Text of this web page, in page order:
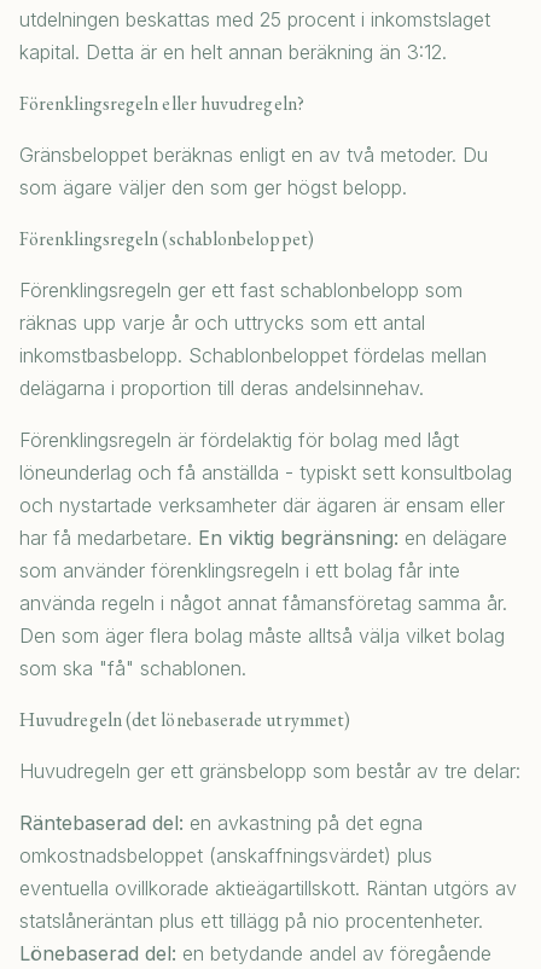
utdelningen beskattas med 25 procent i inkomstslaget
kapital. Detta är en helt annan beräkning än 3:12.
Förenklingsregeln eller huvudregeln?
Gränsbeloppet beräknas enligt en av två metoder. Du
som ägare väljer den som ger högst belopp.
Förenklingsregeln (schablonbeloppet)
Förenklingsregeln ger ett fast schablonbelopp som
räknas upp varje år och uttrycks som ett antal
inkomstbasbelopp. Schablonbeloppet fördelas mellan
delägarna i proportion till deras andelsinnehav.
Förenklingsregeln är fördelaktig för bolag med lågt
löneunderlag och få anställda - typiskt sett konsultbolag
och nystartade verksamheter där ägaren är ensam eller
har få medarbetare. En viktig begränsning: en delägare
som använder förenklingsregeln i ett bolag får inte
använda regeln i något annat fåmansföretag samma år.
Den som äger flera bolag måste alltså välja vilket bolag
som ska "få" schablonen.
Huvudregeln (det lönebaserade utrymmet)
Huvudregeln ger ett gränsbelopp som består av tre delar:
Räntebaserad del: en avkastning på det egna
omkostnadsbeloppet (anskaffningsvärdet) plus
eventuella ovillkorade aktieägartillskott. Räntan utgörs av
statslåneräntan plus ett tillägg på nio procentenheter.
Lönebaserad del: en betydande andel av föregående